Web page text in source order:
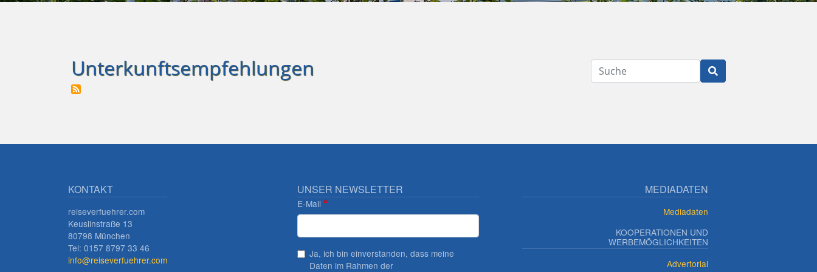
Unterkunftsempfehlungen Suche
KONTAKT
reiseverfuehrer.com
Keuslinstraße 13
80798 München
Tel: 0157 8797 33 46
info@reiseverfuehrer.com
UNSER NEWSLETTER
E-Mail
Ja, ich bin einverstanden, dass meine
Daten im Rahmen der
MEDIADATEN
Mediadaten
KOOPERATIONEN UND
WERBEMÖGLICHKEITEN
Advertorial